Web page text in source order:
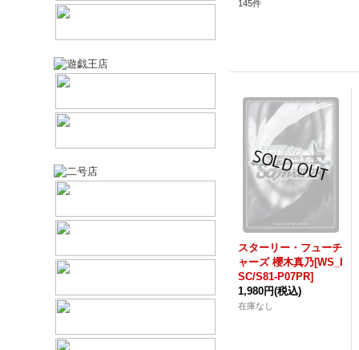
145件
スターリー・フューチ
ャーズ 櫻木真乃[WS_I
SC/S81-P07PR]
1,980円(税込)
在庫なし